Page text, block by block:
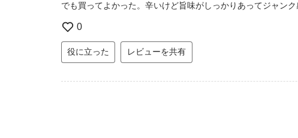
でも買ってよかった。辛いけど旨味がしっかりあってジャンク
0
役に立った レビューを共有